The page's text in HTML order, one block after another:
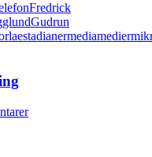
Fredrick
Gudrun
laestadianermediamedier